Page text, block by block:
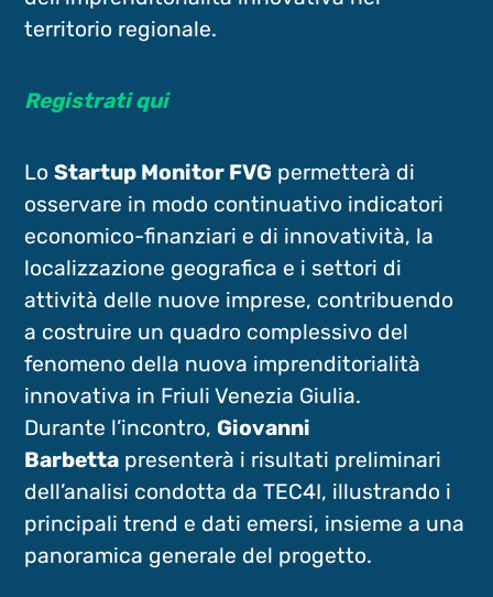
territorio regionale.
Registrati qui
Lo Startup Monitor FVG permetterà di
osservare in modo continuativo indicatori
economico-finanziari e di innovatività, la
localizzazione geografica e i settori di
attività delle nuove imprese, contribuendo
a costruire un quadro complessivo del
fenomeno della nuova imprenditorialità
innovativa in Friuli Venezia Giulia.
Durante l’incontro, Giovanni
Barbettapresenterà i risultati preliminari
dell’analisi condotta da TEC4I, illustrando i
principali trend e dati emersi, insieme a una
panoramica generale del progetto.